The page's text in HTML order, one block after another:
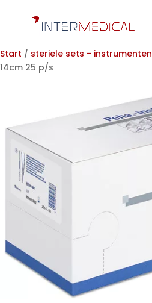
Start / steriele sets - instrumenten
14cm 25 p/s